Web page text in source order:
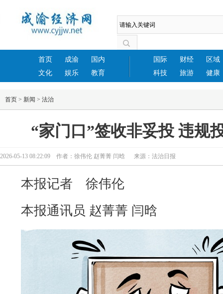
首页 成渝
国内
文化
娱乐 教育
国际 财经
区域
科技
旅游 健康
首页 > 新闻 > 法治
“家门口”签收非妥投 违规
2026-05-13 08:22:09 作者：徐伟伦 赵菁菁 闫晗 来源：法治日报
本报记者 徐伟伦
本报通讯员 赵菁菁 闫晗